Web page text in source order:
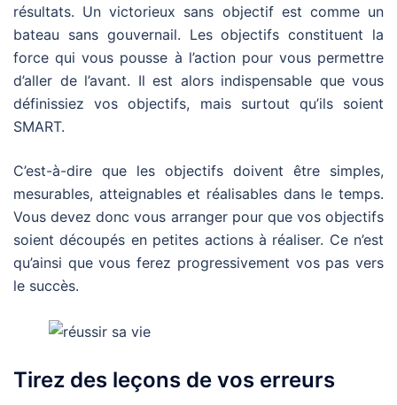
résultats. Un victorieux sans objectif est comme un
bateau sans gouvernail. Les objectifs constituent la
force qui vous pousse à l’action pour vous permettre
d’aller de l’avant. Il est alors indispensable que vous
définissiez vos objectifs, mais surtout qu’ils soient
SMART.
C’est-à-dire que les objectifs doivent être simples,
mesurables, atteignables et réalisables dans le temps.
Vous devez donc vous arranger pour que vos objectifs
soient découpés en petites actions à réaliser. Ce n’est
qu’ainsi que vous ferez progressivement vos pas vers
le succès.
Tirez des leçons de vos erreurs